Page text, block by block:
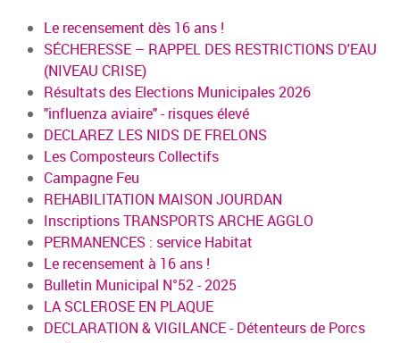
Le recensement dès 16 ans !
SÉCHERESSE – RAPPEL DES RESTRICTIONS D'EAU
(NIVEAU CRISE)
Résultats des Elections Municipales 2026
"influenza aviaire" - risques élevé
DECLAREZ LES NIDS DE FRELONS
Les Composteurs Collectifs
Campagne Feu
REHABILITATION MAISON JOURDAN
Inscriptions TRANSPORTS ARCHE AGGLO
PERMANENCES : service Habitat
Le recensement à 16 ans !
Bulletin Municipal N°52 - 2025
LA SCLEROSE EN PLAQUE
DECLARATION & VIGILANCE - Détenteurs de Porcs